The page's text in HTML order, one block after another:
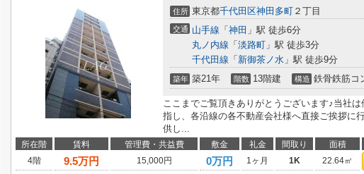
住所 東京都千代田区神田多町 ２丁目
交通 山手線 「 神田 」駅 徒歩6分
丸ノ内線 「 淡路町 」駅 徒歩3分
千代田線 「 新御茶ノ水 」駅 徒歩9分
築年 築21年 階数 13階建 構造 鉄骨鉄筋コ
ここまでご覧頂きありがとうございます♪当社
指し、各沿線の各不動産会社様へ直接ご挨拶に
供し...
所在階 賃料 管理費・共益費 敷金 礼金 間取り 面積
4階
9.5万円 15,000円 0万円 1ヶ月 1K 22.64㎡